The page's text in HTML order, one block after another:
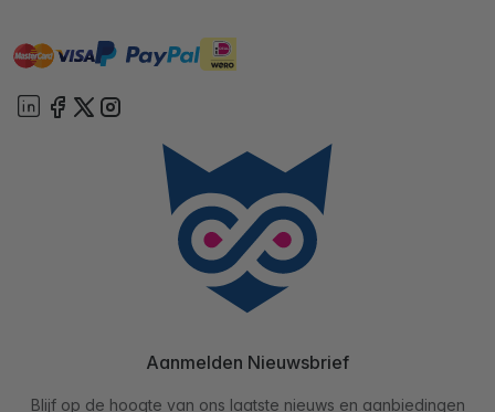
mastervisa paypal ideal
Aanmelden Nieuwsbrief
Blijf op de hoogte van ons laatste nieuws en aanbiedingen